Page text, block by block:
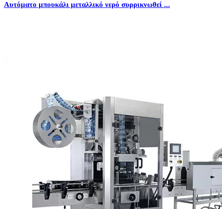
Αυτόματο μπουκάλι μεταλλικό νερό συρρικνωθεί ...